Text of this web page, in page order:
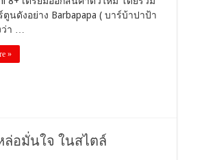
ตูนดังอย่าง Barbapapa ( บาร์บ้าปาป้า
ว่า …
»
ล่อมั่นใจ ในสไตล์